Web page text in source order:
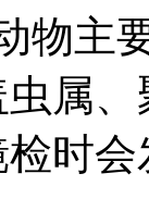
物
属
时